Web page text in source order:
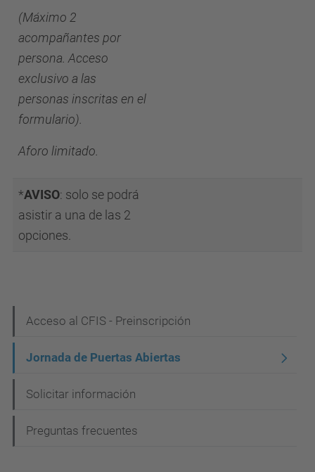
(Máximo 2
acompañantes por
persona. Acceso
exclusivo a las
personas inscritas en el
formulario).
Aforo limitado.
*AVISO: solo se podrá
asistir a una de las 2
opciones.
a
v
g
a
Acceso al CFIS - Preinscripción
Jornada de Puertas Abiertas
Solicitar información
Preguntas frecuentes